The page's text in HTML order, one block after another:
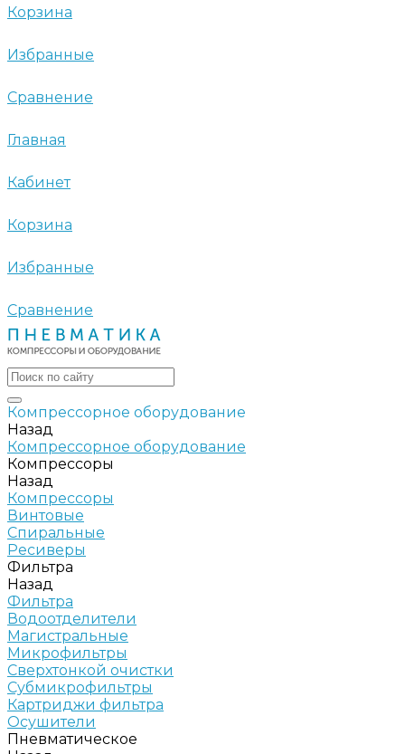
Корзина
Избранные
Сравнение
Главная
Кабинет
Корзина
Избранные
Сравнение
Компрессорное оборудование
Назад
Компрессорное оборудование
Компрессоры
Назад
Компрессоры
Винтовые
Спиральные
Ресиверы
Фильтра
Назад
Фильтра
Водоотделители
Магистральные
Микрофильтры
Сверхтонкой очистки
Субмикрофильтры
Картриджи фильтра
Осушители
Пневматическое